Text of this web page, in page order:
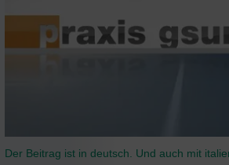
Der Beitrag ist in deutsch. Und auch mit